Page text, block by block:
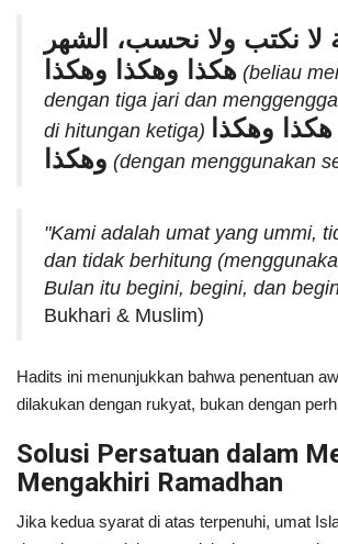
لا نكتب ولا نحسب، الشهر
هكذا وهكذا وهكذا (beliau
dengan tiga jari dan
di hitungan ketiga)
وهكذا
وهكذا (dengan menggunakan
"Kami adalah umat yang ummi,
dan tidak berhitung
Bulan itu begini, begini, dan
Bukhari & Muslim)
Hadits ini menunjukkan bahwa penentuan
dilakukan dengan rukyat, bukan dengan
Solusi Persatuan dalam
Mengakhiri Ramadhan
Jika kedua syarat di atas terpenuhi, umat